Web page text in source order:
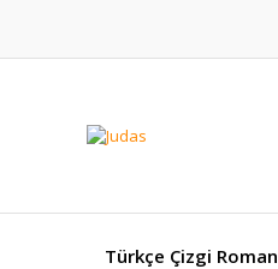
Türkçe Çizgi Roman